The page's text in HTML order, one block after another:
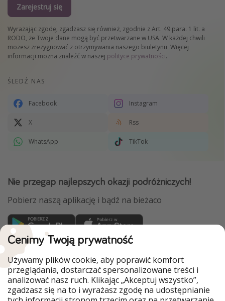
Zarejestruj się
Wyrażając zgodę, zgadzasz się również, zgodnie z Art. 49 para. 1 lit. a
RODO, że Twoje dane mogą być przetwarzane w USA. W każdej chwili
możesz zrezygnować z otrzymywania naszego biuletynu. Więcej
informacji można znaleźć w naszej polityce prywatności.
ŚLEDŹ NAS
Facebook Instagram
X Rss
WhatsApp TikTok
Nie przegap najlepszych okazji podróżniczych!
Pobierz naszą aplikację i bądź na bieżaco
WakacyjniPiraci są częścią Grupy HolidayPirates
Nasze rynki
PiratinViaggio
HolidayPirates
VakantiePiraten
VoyagesPirates
Cenimy Twoją prywatność
Używamy plików cookie, aby poprawić komfort
przeglądania, dostarczać spersonalizowane treści i
analizować nasz ruch. Klikając „Akceptuj wszystko”,
zgadzasz się na to i wyrażasz zgodę na udostępnianie